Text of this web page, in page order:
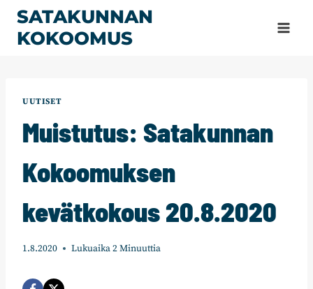
Siirry
sisältöön
SATAKUNNAN
KOKOOMUS
UUTISET
Muistutus: Satakunnan
Kokoomuksen
kevätkokous 20.8.2020
1.8.2020 Lukuaika2Minuuttia